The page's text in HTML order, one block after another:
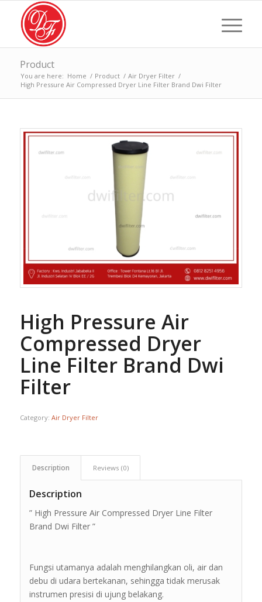
Product
You are here: Home / Product / Air Dryer Filter /
High Pressure Air Compressed Dryer Line Filter Brand Dwi Filter
High Pressure Air
Compressed Dryer
Line Filter Brand Dwi
Filter
Category: Air Dryer Filter
Description Reviews (0)
Description
” High Pressure Air Compressed Dryer Line Filter
Brand Dwi Filter ”
Fungsi utamanya adalah menghilangkan oli, air dan
debu di udara bertekanan, sehingga tidak merusak
instrumen presisi di ujung belakang.